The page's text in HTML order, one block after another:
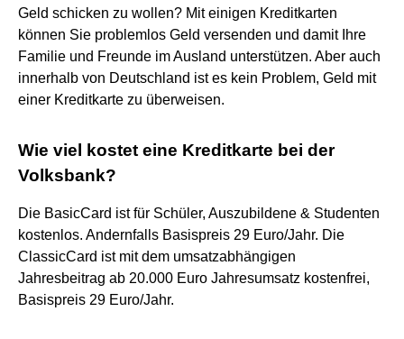
Geld schicken zu wollen? Mit einigen Kreditkarten
können Sie problemlos Geld versenden und damit Ihre
Familie und Freunde im Ausland unterstützen. Aber auch
innerhalb von Deutschland ist es kein Problem, Geld mit
einer Kreditkarte zu überweisen.
Wie viel kostet eine Kreditkarte bei der
Volksbank?
Die BasicCard ist für Schüler, Auszubildene & Studenten
kostenlos. Andernfalls Basispreis 29 Euro/Jahr. Die
ClassicCard ist mit dem umsatzabhängigen
Jahresbeitrag ab 20.000 Euro Jahresumsatz kostenfrei,
Basispreis 29 Euro/Jahr.